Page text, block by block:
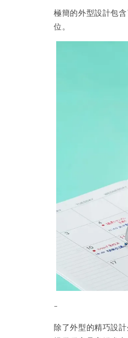
極簡的外型設計包
位。
-
除了外型的精巧設